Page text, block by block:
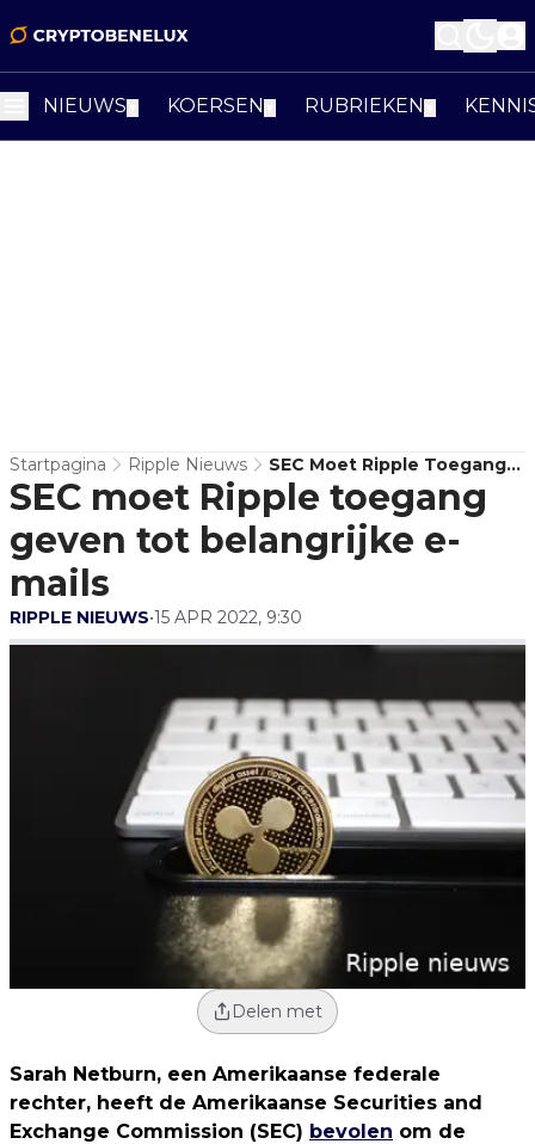
NIEUWS KOERSEN RUBRIEKEN
Startpagina Ripple Nieuws
SEC Moet Ripple Toegang
Geven Tot Belangrijke E-
Mails
SEC moet Ripple toegang
geven tot belangrijke e-
mails
RIPPLE NIEUWS•15 APR 2022, 9:30
Delen met
Sarah Netburn, een Amerikaanse federale
rechter, heeft de Amerikaanse Securities and
Exchange Commission (SEC) bevolen om de